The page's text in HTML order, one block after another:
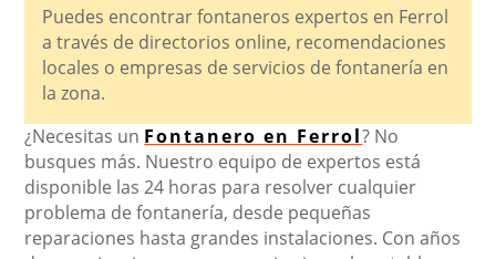
Puedes encontrar fontaneros expertos en Ferrol
a través de directorios online, recomendaciones
locales o empresas de servicios de fontanería en
la zona.
¿Necesitas un Fontanero en Ferrol? No
busques más. Nuestro equipo de expertos está
disponible las 24 horas para resolver cualquier
problema de fontanería, desde pequeñas
reparaciones hasta grandes instalaciones. Con años